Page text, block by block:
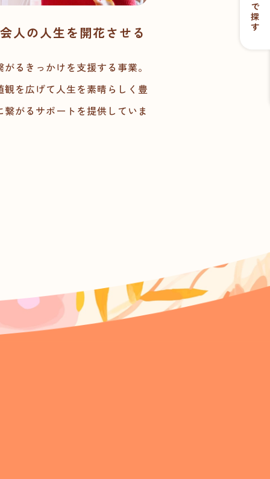
人の人生を開花させる
るきっかけを支援する事業。
を広げて人生を素晴らしく豊
がるサポートを提供していま